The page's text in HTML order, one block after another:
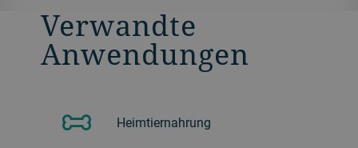
Verwandte
Anwendungen
Heimtiernahrung